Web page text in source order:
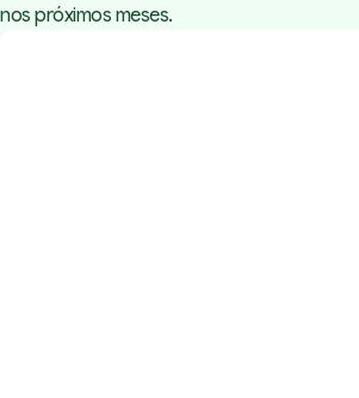
nos próximos meses.